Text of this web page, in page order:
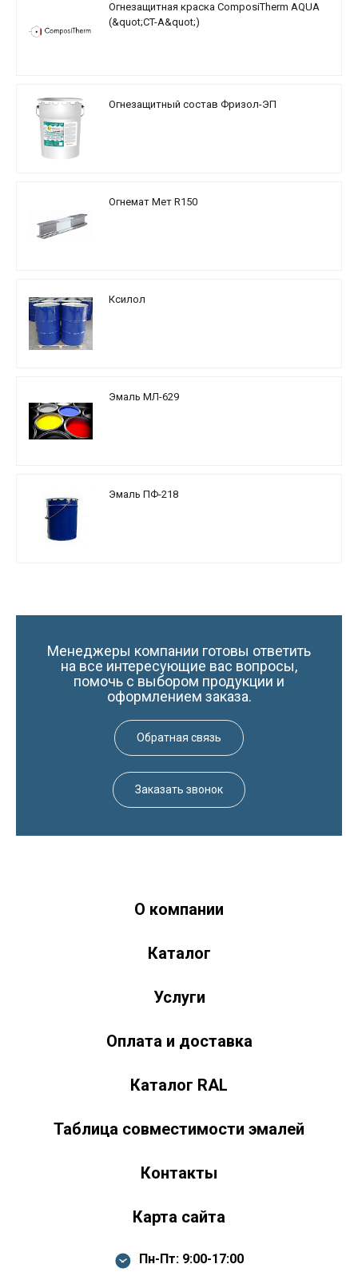
Огнезащитная краска ComposiTherm AQUA
(&quot;CT-A&quot;)
Огнезащитный состав Фризол-ЭП
Огнемат Мет R150
Ксилол
Эмаль МЛ-629
Эмаль ПФ-218
Менеджеры компании готовы ответить
на все интересующие вас вопросы,
помочь с выбором продукции и
оформлением заказа.
Обратная связь
Заказать звонок
О компании
Каталог
Услуги
Оплата и доставка
Каталог RAL
Таблица совместимости эмалей
Контакты
Карта сайта
Пн-Пт: 9:00-17:00